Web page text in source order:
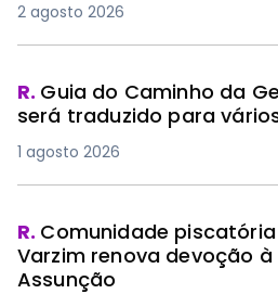
2 agosto 2026
R. Guia do Caminho da
será traduzido para
1 agosto 2026
R. Comunidade
Varzim renova devoção à
Assunção